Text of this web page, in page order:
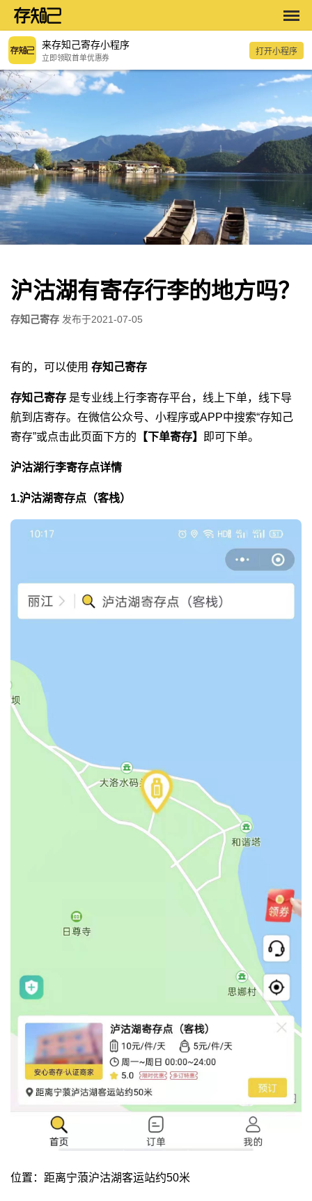
来存知己寄存小程序
立即领取首单优惠券
打开小程序
沪沽湖有寄存行李的地方吗？
存知己寄存 发布于2021-07-05
有的，可以使用 存知己寄存
存知己寄存 是专业线上行李寄存平台，线上下单，线下导
航到店寄存。在微信公众号、小程序或APP中搜索“存知己
寄存”或点击此页面下方的 【下单寄存】 即可下单。
沪沽湖行李寄存点详情
1.沪沽湖寄存点（客栈）
位置：距离宁蒗沪沽湖客运站约50米